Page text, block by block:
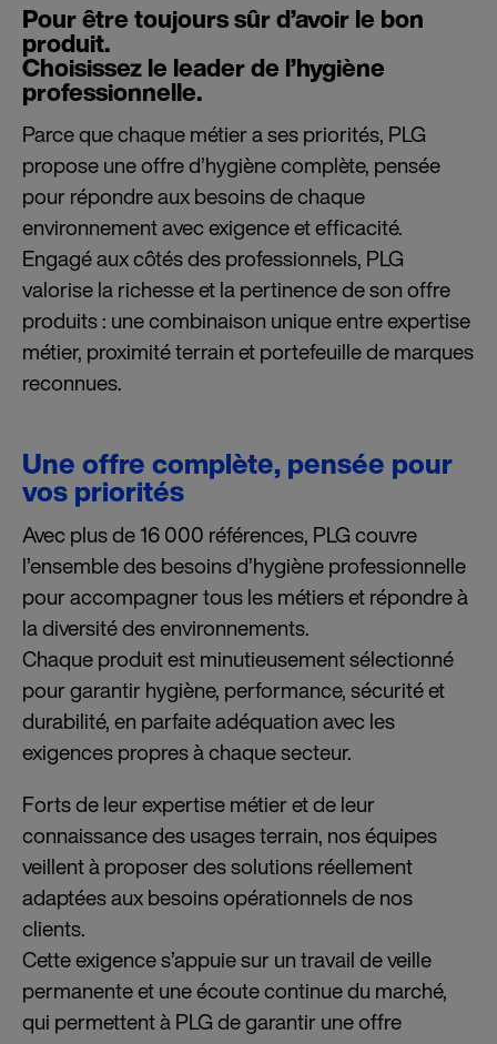
Pour être toujours sûr d’avoir le bon
produit.
Choisissez le leader de l’hygiène
professionnelle.
Parce que chaque métier a ses priorités, PLG
propose une offre d’hygiène complète, pensée
pour répondre aux besoins de chaque
environnement avec exigence et efficacité.
Engagé aux côtés des professionnels, PLG
valorise la richesse et la pertinence de son offre
produits : une combinaison unique entre expertise
métier, proximité terrain et portefeuille de marques
reconnues.
Une offre complète, pensée pour
vos priorités
Avec plus de 16 000 références, PLG couvre
l’ensemble des besoins d’hygiène professionnelle
pour accompagner tous les métiers et répondre à
la diversité des environnements.
Chaque produit est minutieusement sélectionné
pour garantir hygiène, performance, sécurité et
durabilité, en parfaite adéquation avec les
exigences propres à chaque secteur.
Forts de leur expertise métier et de leur
connaissance des usages terrain, nos équipes
veillent à proposer des solutions réellement
adaptées aux besoins opérationnels de nos
clients.
Cette exigence s’appuie sur un travail de veille
permanente et une écoute continue du marché,
qui permettent à PLG de garantir une offre